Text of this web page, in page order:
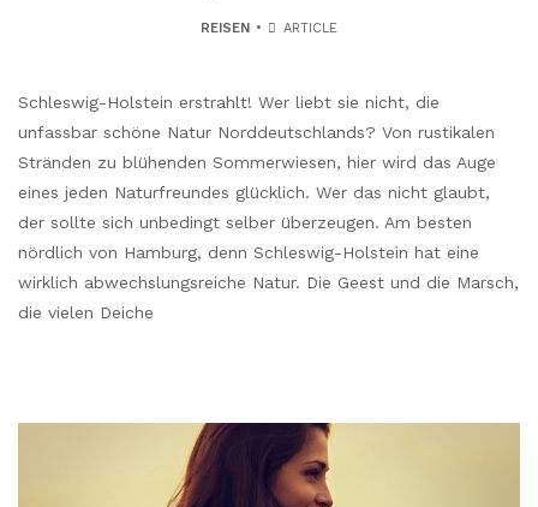
REISEN ARTICLE
Schleswig-Holstein erstrahlt! Wer liebt sie nicht, die
unfassbar schöne Natur Norddeutschlands? Von rustikalen
Stränden zu blühenden Sommerwiesen, hier wird das Auge
eines jeden Naturfreundes glücklich. Wer das nicht glaubt,
der sollte sich unbedingt selber überzeugen. Am besten
nördlich von Hamburg, denn Schleswig-Holstein hat eine
wirklich abwechslungsreiche Natur. Die Geest und die Marsch,
die vielen Deiche